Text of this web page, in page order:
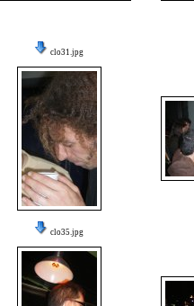
clo31.jpg
clo35.jpg